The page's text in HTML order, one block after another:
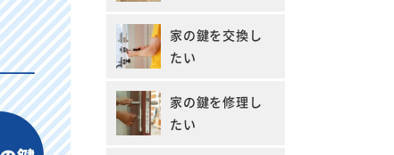
家の鍵を交換し
たい
家の鍵を修理し
たい